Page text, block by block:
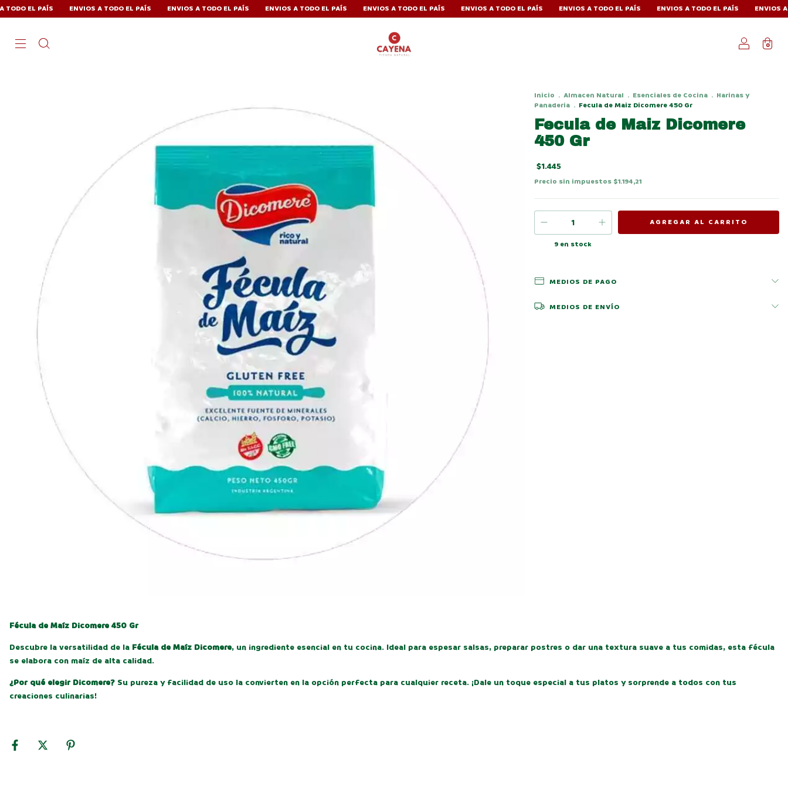
PAÍS ENVIOS A TODO EL PAÍS ENVIOS A TODO EL PAÍS ENVIOS A TODO EL PAÍS ENVIOS A TODO EL PAÍS ENVIOS A TODO EL PAÍS ENVIOS A TODO EL PAÍS ENVIOS A TODO EL PAÍS ENVIOS A TODO
0
Inicio . Almacen Natural . Esenciales de Cocina . Harinas y
Panaderia . Fecula de Maiz Dicomere 450 Gr
Fecula de Maiz Dicomere
450 Gr
$1.445
Precio sin impuestos $1.194,21
9 en stock
MEDIOS DE PAGO
MEDIOS DE ENVÍO
Fécula de Maíz Dicomere 450 Gr
Descubre la versatilidad de la Fécula de Maíz Dicomere, un ingrediente esencial en tu cocina. Ideal para espesar salsas, preparar postres o dar una textura suave a tus comidas, esta fécula
se elabora con maíz de alta calidad.
¿Por qué elegir Dicomere? Su pureza y facilidad de uso la convierten en la opción perfecta para cualquier receta. ¡Dale un toque especial a tus platos y sorprende a todos con tus
creaciones culinarias!